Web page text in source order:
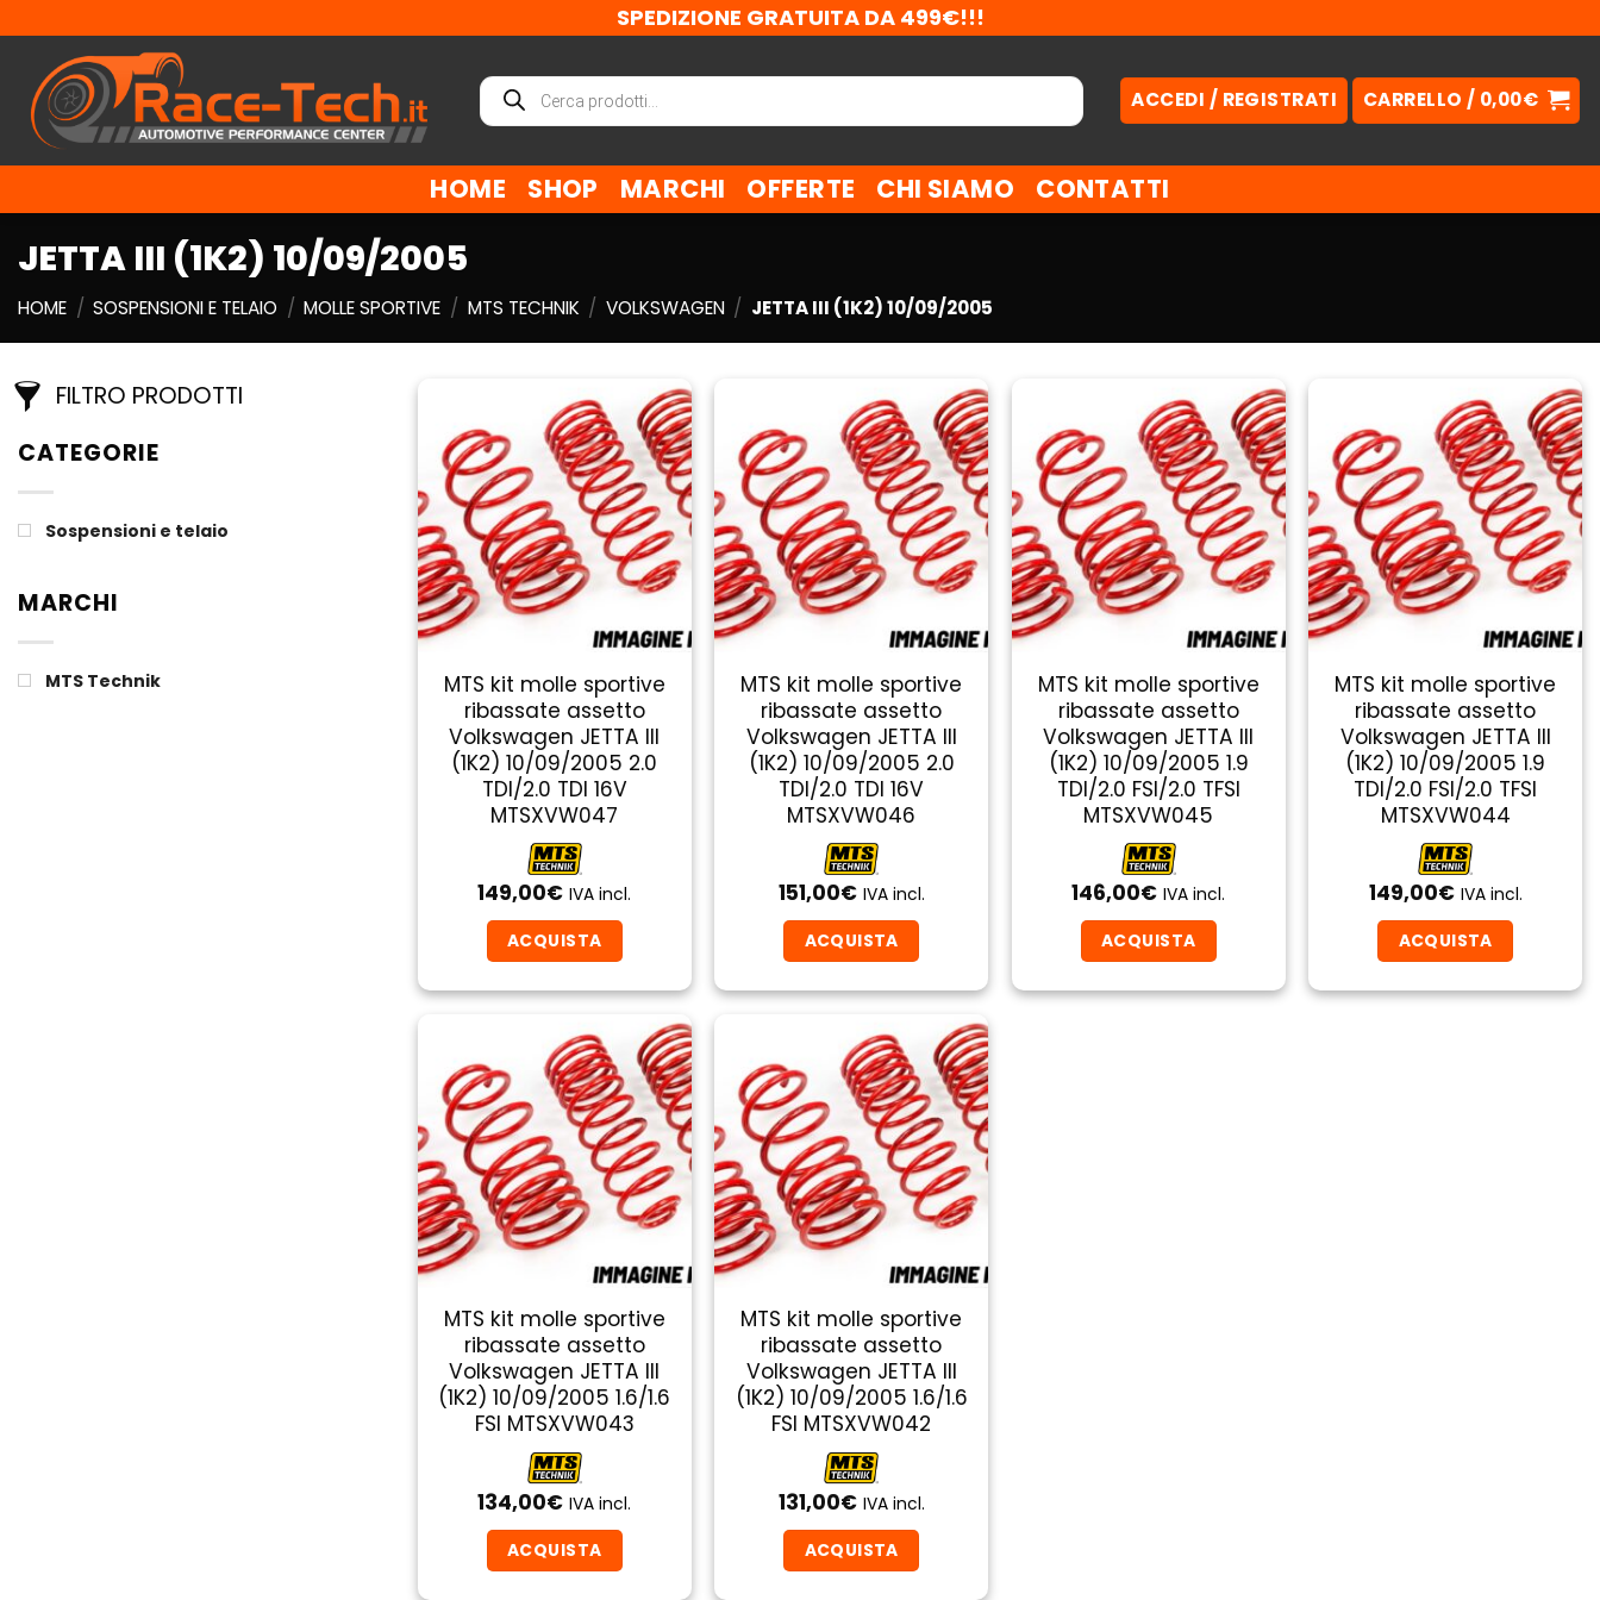
contenuti
SPEDIZIONE GRATUITA DA 499€!!!
Ricerca
prodotti
ACCEDI / REGISTRATI CARRELLO / 0,00€
HOME SHOP MARCHI OFFERTE CHI SIAMO CONTATTI
JETTA III (1K2) 10/09/2005
HOME / SOSPENSIONI E TELAIO / MOLLE SPORTIVE / MTS TECHNIK / VOLKSWAGEN / JETTA III (1K2) 10/09/2005
FILTRO PRODOTTI
CATEGORIE
Sospensioni e telaio
MARCHI
MTS Technik
MTS kit molle sportive
ribassate assetto
Volkswagen JETTA III
(1K2) 10/09/2005 2.0
TDI/2.0 TDI 16V
MTSXVW047
149,00€ IVA incl.
ACQUISTA
MTS kit molle sportive
ribassate assetto
Volkswagen JETTA III
(1K2) 10/09/2005 2.0
TDI/2.0 TDI 16V
MTSXVW046
151,00€ IVA incl.
ACQUISTA
MTS kit molle sportive
ribassate assetto
Volkswagen JETTA III
(1K2) 10/09/2005 1.9
TDI/2.0 FSI/2.0 TFSI
MTSXVW045
146,00€ IVA incl.
ACQUISTA
MTS kit molle sportive
ribassate assetto
Volkswagen JETTA III
(1K2) 10/09/2005 1.9
TDI/2.0 FSI/2.0 TFSI
MTSXVW044
149,00€ IVA incl.
ACQUISTA
MTS kit molle sportive
ribassate assetto
Volkswagen JETTA III
(1K2) 10/09/2005 1.6/1.6
FSI MTSXVW043
134,00€ IVA incl.
ACQUISTA
MTS kit molle sportive
ribassate assetto
Volkswagen JETTA III
(1K2) 10/09/2005 1.6/1.6
FSI MTSXVW042
131,00€ IVA incl.
ACQUISTA